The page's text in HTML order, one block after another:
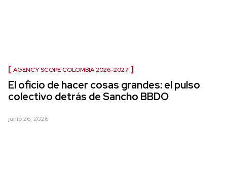
AGENCY SCOPE COLOMBIA 2026-2027
El oficio de hacer cosas grandes: el pulso
colectivo detrás de Sancho BBDO
junio 26, 2026